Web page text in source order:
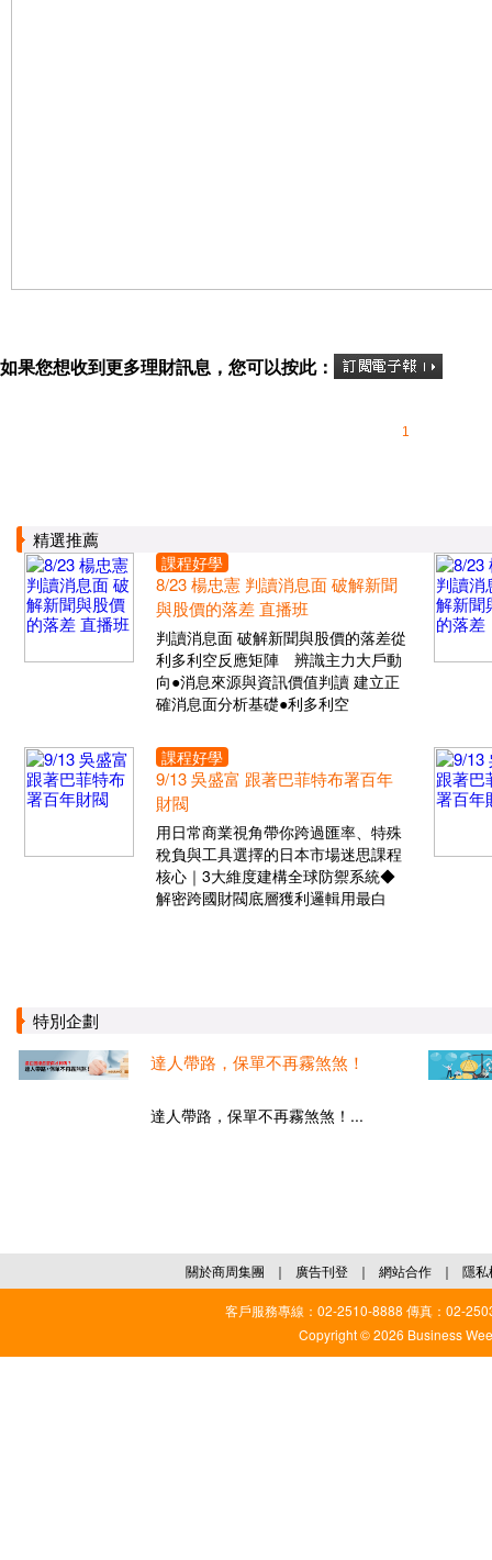
如果您想收到更多理財訊息，您可以按此：
1
精選推薦
課程好學
8/23 楊忠憲 判讀消息面 破解新聞
與股價的落差 直播班
判讀消息面 破解新聞與股價的落差從
利多利空反應矩陣 辨識主力大戶動
向●消息來源與資訊價值判讀 建立正
確消息面分析基礎●利多利空
課程好學
9/13 吳盛富 跟著巴菲特布署百年
財閥
用日常商業視角帶你跨過匯率、特殊
稅負與工具選擇的日本市場迷思課程
核心｜3大維度建構全球防禦系統◆
解密跨國財閥底層獲利邏輯用最白
特別企劃
達人帶路，保單不再霧煞煞！
達人帶路，保單不再霧煞煞！...
關於商周集團 ｜ 廣告刊登 ｜ 網站合作 ｜ 隱私
客戶服務專線：02-2510-8888 傳真：02-
Copyright © 2026 Business